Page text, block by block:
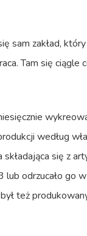
sam zakład,
Tam się ciągle
według
składająca się z
odrzucało go
też